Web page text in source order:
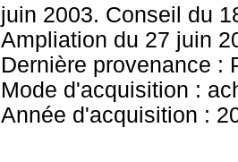
juin 2003. Conseil du
Ampliation du 27 juin
Dernière provenance :
Mode d'acquisition :
Année d'acquisition :